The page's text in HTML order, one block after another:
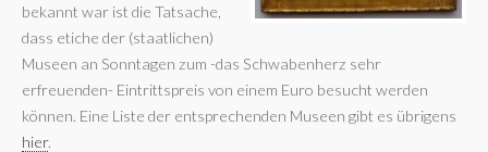
bekannt war ist die Tatsache,
dass etiche der (staatlichen)
Museen an Sonntagen zum -das Schwabenherz sehr
erfreuenden- Eintrittspreis von einem Euro besucht werden
können. Eine Liste der entsprechenden Museen gibt es übrigens
hier.